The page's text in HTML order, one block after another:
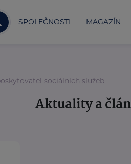
SPOLEČNOSTI MAGAZÍN
sociálních služeb
Aktuality a